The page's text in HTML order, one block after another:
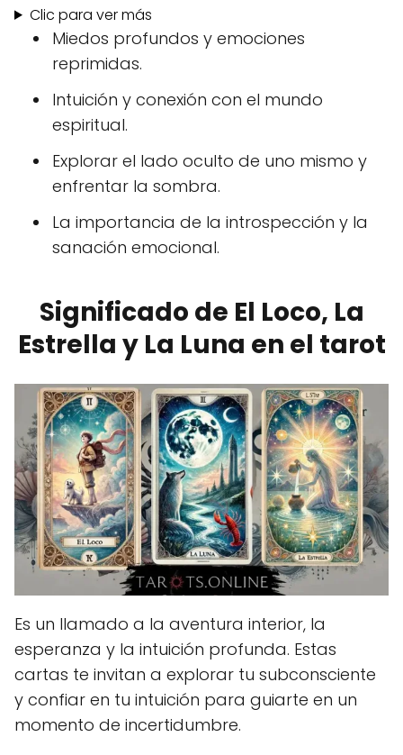
Clic para ver más
Miedos profundos y emociones
reprimidas.
Intuición y conexión con el mundo
espiritual.
Explorar el lado oculto de uno mismo y
enfrentar la sombra.
La importancia de la introspección y la
sanación emocional.
Significado de El Loco, La
Estrella y La Luna en el tarot
Es un llamado a la aventura interior, la
esperanza y la intuición profunda. Estas
cartas te invitan a explorar tu subconsciente
y confiar en tu intuición para guiarte en un
momento de incertidumbre.